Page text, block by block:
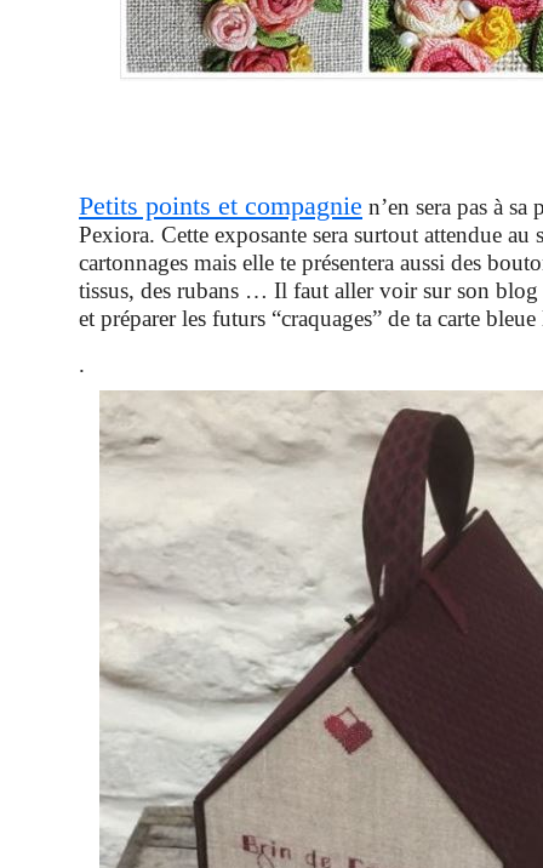
Petits points et compagnie n’en sera pas à sa
Pexiora. Cette exposante sera surtout attendue au
cartonnages mais elle te présentera aussi des
tissus, des rubans … Il faut aller voir sur son blog
et préparer les futurs “craquages” de ta carte bleue
.